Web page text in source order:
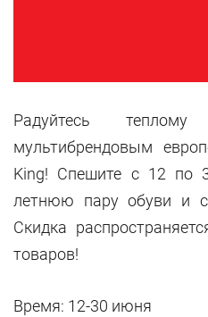
Радуйтесь
мультибрендовым
King! Спешите с 12 по
летнюю пару обуви и
Скидка
товаров!
Время: 12-30 июня